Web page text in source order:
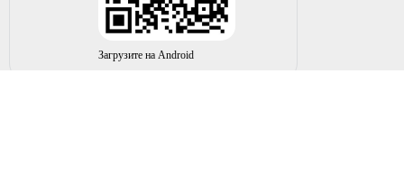
Загрузите на Android